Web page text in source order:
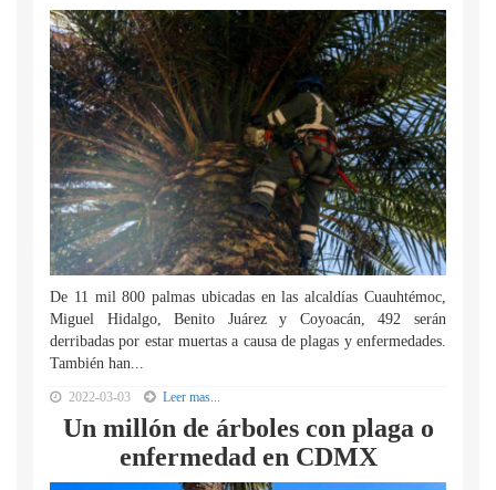
De 11 mil 800 palmas ubicadas en las alcaldías Cuauhtémoc,
Miguel Hidalgo, Benito Juárez y Coyoacán, 492 serán
derribadas por estar muertas a causa de plagas y enfermedades.
También han...
2022-03-03 Leer mas...
Un millón de árboles con plaga o
enfermedad en CDMX